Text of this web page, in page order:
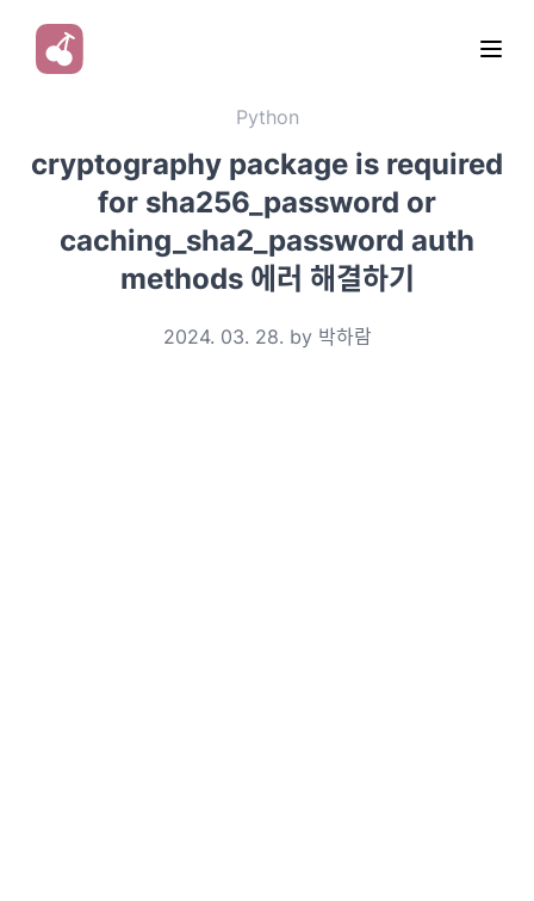
Python
cryptography package is required
for sha256_password or
caching_sha2_password auth
methods 에러 해결하기
2024. 03. 28. by 박하람